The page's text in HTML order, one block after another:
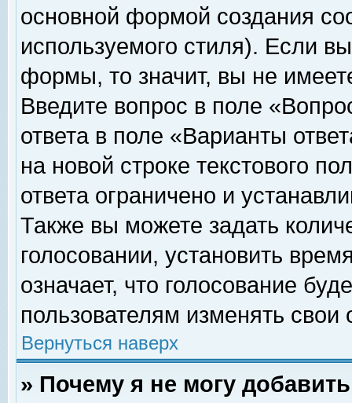
основной формой создания
используемого стиля). Если
формы, то значит, вы не
Введите вопрос в поле
ответа в поле «Варианты
на новой строке текстового
ответа ограничено и
Также вы можете задать
голосовании, установить
означает, что голосование
пользователям изменять свои
Вернуться наверх
» Почему я не могу